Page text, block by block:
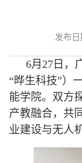
发布日
6月27日，
“晔生科技”）
能学院。双方
产教融合，共
业建设与无人